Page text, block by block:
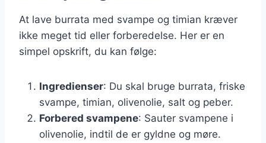
At lave burrata med svampe og timian kræver
ikke meget tid eller forberedelse. Her er en
simpel opskrift, du kan følge:
Ingredienser: Du skal bruge burrata, friske
svampe, timian, olivenolie, salt og peber.
Forbered svampene: Sauter svampene i
olivenolie, indtil de er gyldne og møre.